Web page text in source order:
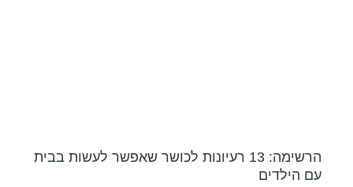
הרשימה: 13 רעיונות לכושר שאפשר לעשות בבית
עם הילדים